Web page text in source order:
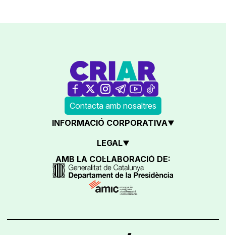
Contacta amb nosaltres
INFORMACIÓ CORPORATIVA
LEGAL
AMB LA COL·LABORACIÓ DE: